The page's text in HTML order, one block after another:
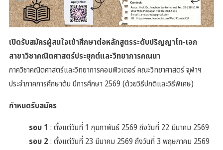
เปิดรับสมัครผู้สนใจเข้าศึกษาต่อหลักสูตรระดับปริญญาโท-เอก
สาขาวิชาคณิตศาสตร์ประยุกต์และวิทยาการคณนา
ภาควิชาคณิตศาสตร์และวิทยาการคอมพิวเตอร์ คณะวิทยาศาสตร์ จุฬาฯ
ประจำภาคการศึกษาต้น ปีการศึกษา 2569 (ด้วยวิธีปกติและวิธีพิเศษ)
กำหนดรับสมัคร
รอบ 1 : ตั้งแต่วันที่ 1 กุมภาพันธ์ 2569 ถึงวันที่ 22 มีนาคม 2569
รอบ 2 : ตั้งแต่วันที่ 23 มีนาคม 2569 ถึงวันที่ 3 พฤษภาคม 2569